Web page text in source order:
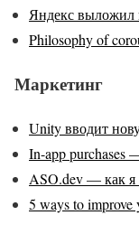
Яндекс выложил
Philosophy of
Маркетинг
Unity вводит
In-app purchases
ASO.dev — как я
5 ways to improve